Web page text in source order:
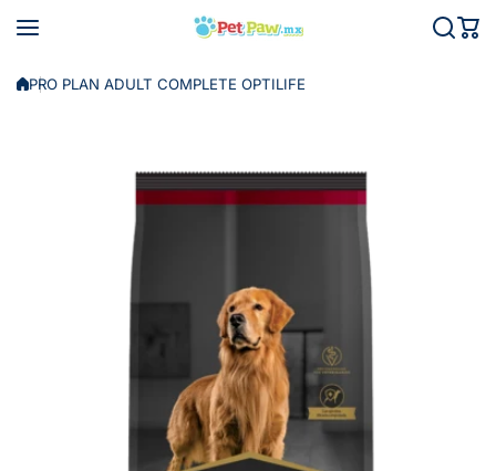
PRO PLAN ADULT COMPLETE OPTILIFE